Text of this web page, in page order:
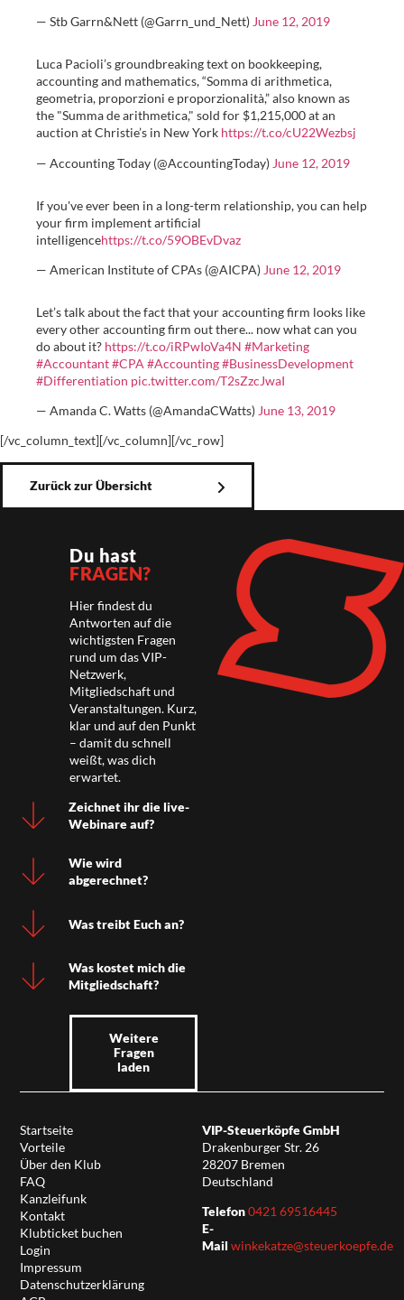
— Stb Garrn&Nett (@Garrn_und_Nett) June 12, 2019
Luca Pacioli’s groundbreaking text on bookkeeping,
accounting and mathematics, “Somma di arithmetica,
geometria, proporzioni e proporzionalità,” also known as
the "Summa de arithmetica," sold for $1,215,000 at an
auction at Christie’s in New York https://t.co/cU22Wezbsj
— Accounting Today (@AccountingToday) June 12, 2019
If you've ever been in a long-term relationship, you can help
your firm implement artificial
intelligencehttps://t.co/59OBEvDvaz
— American Institute of CPAs (@AICPA) June 12, 2019
Let’s talk about the fact that your accounting firm looks like
every other accounting firm out there... now what can you
do about it? https://t.co/iRPwIoVa4N #Marketing
#Accountant#CPA #Accounting#BusinessDevelopment
#Differentiation pic.twitter.com/T2sZzcJwaI
— Amanda C. Watts (@AmandaCWatts) June 13, 2019
[/vc_column_text][/vc_column][/vc_row]
Zurück zur Übersicht
Du hast
FRAGEN?
Hier findest du
Antworten auf die
wichtigsten Fragen
rund um das VIP-
Netzwerk,
Mitgliedschaft und
Veranstaltungen. Kurz,
klar und auf den Punkt
– damit du schnell
weißt, was dich
erwartet.
Zeichnet ihr die live-
Webinare auf?
Wie wird
abgerechnet?
Was treibt Euch an?
Was kostet mich die
Mitgliedschaft?
Weitere
Fragen
laden
Startseite
Vorteile
Über den Klub
FAQ
Kanzleifunk
Kontakt
Klubticket buchen
Login
Impressum
Datenschutzerklärung
VIP-Steuerköpfe GmbH
Drakenburger Str. 26
28207 Bremen
Deutschland
Telefon0421 69516445
E-
Mail winkekatze@steuerkoepfe.de